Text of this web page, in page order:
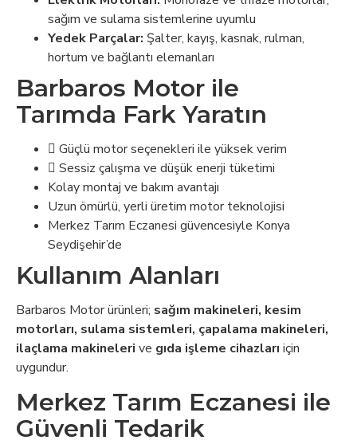
sağım ve sulama sistemlerine uyumlu
Yedek Parçalar: Şalter, kayış, kasnak, rulman,
hortum ve bağlantı elemanları
Barbaros Motor ile
Tarımda Fark Yaratın
Güçlü motor seçenekleri ile yüksek verim
Sessiz çalışma ve düşük enerji tüketimi
Kolay montaj ve bakım avantajı
Uzun ömürlü, yerli üretim motor teknolojisi
Merkez Tarım Eczanesi güvencesiyle Konya
Seydişehir’de
Kullanım Alanları
Barbaros Motor ürünleri; sağım makineleri, kesim
motorları, sulama sistemleri, çapalama makineleri,
ilaçlama makineleri ve gıda işleme cihazları için
uygundur.
Merkez Tarım Eczanesi ile
Güvenli Tedarik